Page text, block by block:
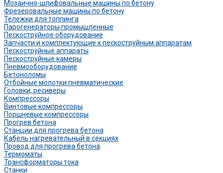
Мозаично-шлифовальные машины по бетону
Фрезеровальные машины по бетону
Тележки для топпинга
Парогенераторы промышленные
Пескоструйное оборудование
Запчасти и комплектующие к пескоструйным аппаратам
Пескоструйные аппараты
Пескоструйные камеры
Пневмооборудование
Бетоноломы
Отбойные молотки пневматические
Головки, ресиверы
Компрессоры
Винтовые компрессоры
Поршневые компрессоры
Прогрев бетона
Станции для прогрева бетона
Кабель нагревательный в секциях
Провод для прогрева бетона
Термоматы
Трансформаторы тока
Станки